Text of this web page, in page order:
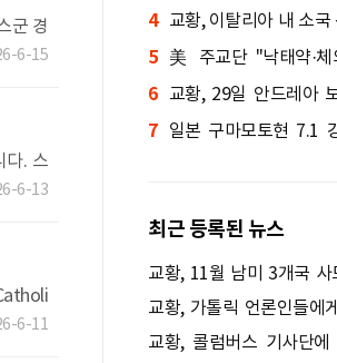
군 경
서 &
6-15
다. 스
수6-13
6-11
도시 방문
4
교황, 이탈리아 내 소
문
5
美 주교단 "낙태약·
지"…전국적 기도와 행동
6
교황, 29일 안드레아
''평화의 찬가'' 노래한다.
7
일본 구마모토현 7.1
최근 등록된 뉴스
교황, 11월 남미 3개국
시 방문
교황, 가톨릭 언론인들에
지털 소통’ 당부
교황, 콜럼버스 기사단